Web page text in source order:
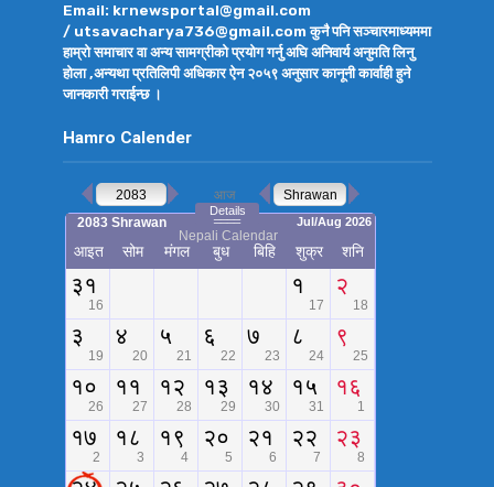
Email: krnewsportal@gmail.com
/ utsavacharya736@gmail.com कुनै पनि सञ्चारमाध्यममा
हाम्रो समाचार वा अन्य सामग्रीको प्रयोग गर्नु अघि अनिवार्य अनुमति लिनु
होला ,अन्यथा प्रतिलिपी अधिकार ऐन २०५९ अनुसार कानूनी कार्वाही हुने
जानकारी गराईन्छ ।
Hamro Calender